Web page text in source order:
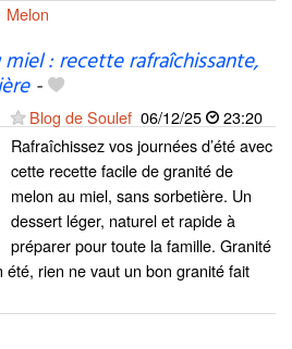
Melon
: recette rafraîchissante,
-
Blog de Soulef 06/12/25
23:20
Rafraîchissez vos journées d’été avec
cette recette facile de granité de
melon au miel, sans sorbetière. Un
dessert léger, naturel et rapide à
préparer pour toute la famille. Granité
rien ne vaut un bon granité fait